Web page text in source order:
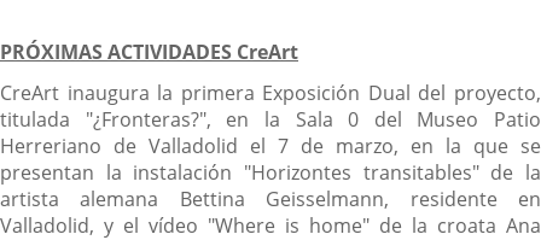
PRÓXIMAS ACTIVIDADES CreArt
CreArt inaugura la primera Exposición Dual del proyecto,
titulada "¿Fronteras?", en la Sala 0 del Museo Patio
Herreriano de Valladolid el 7 de marzo, en la que se
presentan la instalación "Horizontes transitables" de la
artista alemana Bettina Geisselmann, residente en
Valladolid, y el vídeo "Where is home" de la croata Ana